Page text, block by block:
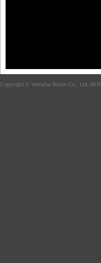
Copyright © Yamaha Motor Co., Ltd. All